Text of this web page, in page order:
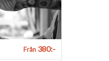
Från380:-